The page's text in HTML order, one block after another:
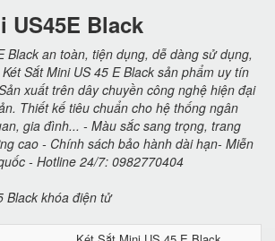
US45E Black
Black an toàn, tiện dụng, dễ dàng sử dụng,
Sắt Mini US 45 E Black sản phẩm uy tín
xuất trên dây chuyền công nghệ hiện đại
Thiết kế tiêu chuẩn cho hệ thống ngân
gia đình... - Màu sắc sang trọng, trang
cao - Chính sách bảo hành dài hạn- Miễn
- Hotline 24/7: 0982770404